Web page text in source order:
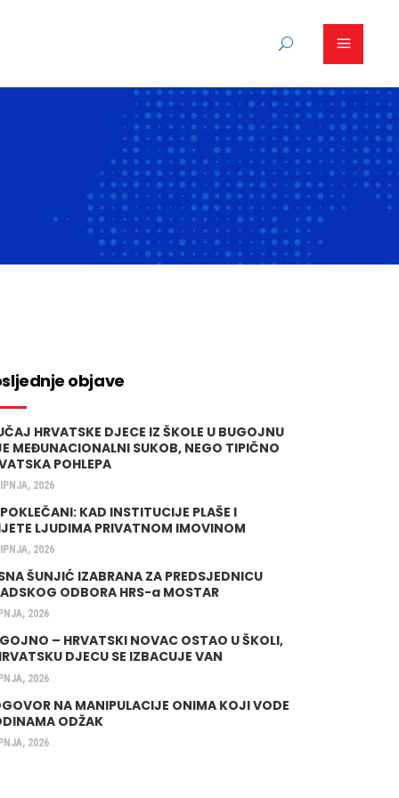
objave
HRVATSKE DJECE IZ ŠKOLE U BUGOJNU
MEĐUNACIONALNI SUKOB, NEGO TIPIČNO
POHLEPA
2026
KAD INSTITUCIJE PLAŠE I
LJUDIMA PRIVATNOM IMOVINOM
2026
ŠUNJIĆ IZABRANA ZA PREDSJEDNICU
ODBORA HRS-a MOSTAR
2026
– HRVATSKI NOVAC OSTAO U ŠKOLI,
DJECU SE IZBACUJE VAN
2026
NA MANIPULACIJE ONIMA KOJI VODE
ODŽAK
2026